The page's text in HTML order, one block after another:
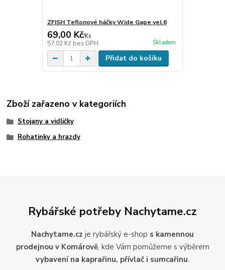
ZFISH Teflonové háčky Wide Gape vel.6
69,00 Kč/Ks
57,02 Kč bez DPH Skladem
Přidat do košíku
Zboží zařazeno v kategoriích
Stojany a vidličky
Rohatinky a hrazdy
Rybářské potřeby Nachytame.cz
Nachytame.cz je rybářský e-shop s kamennou
prodejnou v Komárově, kde Vám pomůžeme s výběrem
vybavení na kaprařinu, přívlač i sumcařinu.